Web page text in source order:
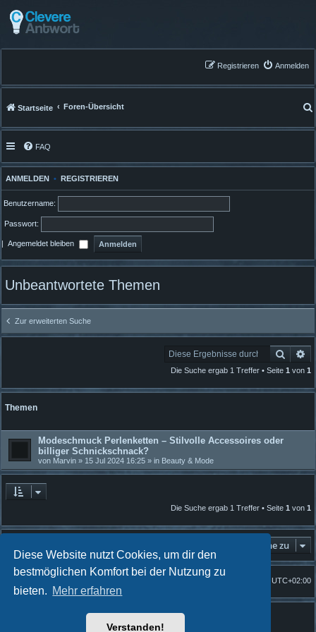
Diese Website nutzt Cookies, um dir den
bestmöglichen Komfort bei der Nutzung zu
bieten. Mehr erfahren
Verstanden!
Anmelden
Registrieren
Startseite Foren-Übersicht
FAQ
ANMELDEN • REGISTRIEREN
Benutzername:
Passwort:
| Angemeldet bleiben
Unbeantwortete Themen
Zur erweiterten Suche
Suche
Die Suche ergab 1 Treffer • Seite 1 von 1
Themen
Modeschmuck Perlenketten – Stilvolle Accessoires oder
billiger Schnickschnack?
von Marvin » 15 Jul 2024 16:25 » in Beauty & Mode
Die Suche ergab 1 Treffer • Seite 1 von 1
Gehe zu
UTC+02:00
FanFanlaTuFlippe